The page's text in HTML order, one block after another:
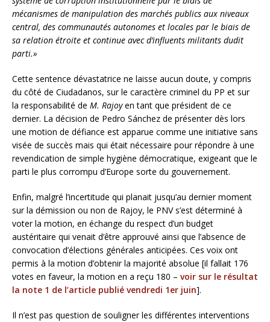
mécanismes de manipulation des marchés publics aux niveaux
central, des communautés autonomes et locales par le biais de
sa relation étroite et continue avec d’influents militants dudit
parti.»
Cette sentence dévastatrice ne laisse aucun doute, y compris
du côté de Ciudadanos, sur le caractère criminel du PP et sur
la responsabilité de M. Rajoyen tant que président de ce
dernier. La décision de Pedro Sánchez de présenter dès lors
une motion de défiance est apparue comme une initiative sans
visée de succès mais qui était nécessaire pour répondre à une
revendication de simple hygiène démocratique, exigeant que le
parti le plus corrompu d’Europe sorte du gouvernement.
Enfin, malgré l’incertitude qui planait jusqu’au dernier moment
sur la démission ou non de Rajoy, le PNV s’est déterminé à
voter la motion, en échange du respect d’un budget
austéritaire qui venait d’être approuvé ainsi que l’absence de
convocation d’élections générales anticipées. Ces voix ont
permis à la motion d’obtenir la majorité absolue [il fallait 176
votes en faveur, la motion en a reçu 180 – voir sur le résultat
la note 1 de l’article publié vendredi 1er juin].
Il n’est pas question de souligner les différentes interventions